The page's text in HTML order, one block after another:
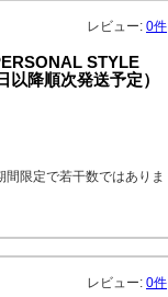
レビュー: 0件
STYLE
降順次発送予定）
限定で若干数ではありま
レビュー: 0件